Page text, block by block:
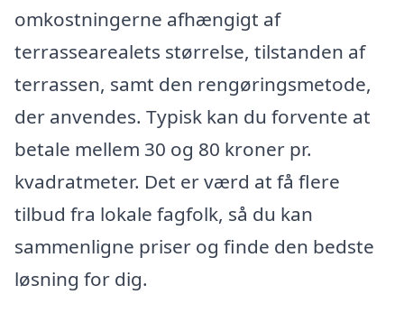
omkostningerne afhængigt af
terrassearealets størrelse, tilstanden af
terrassen, samt den rengøringsmetode,
der anvendes. Typisk kan du forvente at
betale mellem 30 og 80 kroner pr.
kvadratmeter. Det er værd at få flere
tilbud fra lokale fagfolk, så du kan
sammenligne priser og finde den bedste
løsning for dig.